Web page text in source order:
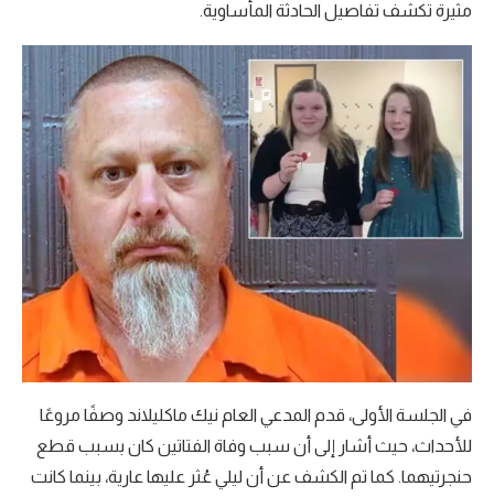
مثيرة تكشف تفاصيل الحادثة المأساوية.
في الجلسة الأولى، قدم المدعي العام نيك ماكليلاند وصفًا مروعًا
للأحداث، حيث أشار إلى أن سبب وفاة الفتاتين كان بسبب قطع
حنجرتيهما. كما تم الكشف عن أن ليلي عُثر عليها عارية، بينما كانت